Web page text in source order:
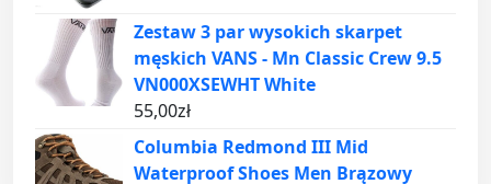
Zestaw 3 par wysokich skarpet
męskich VANS - Mn Classic Crew 9.5
VN000XSEWHT White
55,00zł
Columbia Redmond III Mid
Waterproof Shoes Men Brązowy